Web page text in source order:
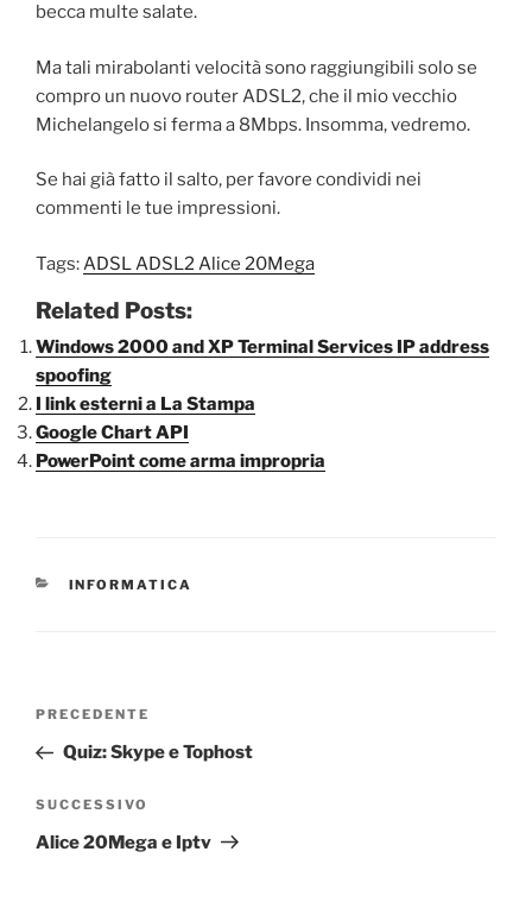
becca multe salate.
Ma tali mirabolanti velocità sono raggiungibili solo se
compro un nuovo router ADSL2, che il mio vecchio
Michelangelo si ferma a 8Mbps. Insomma, vedremo.
Se hai già fatto il salto, per favore condividi nei
commenti le tue impressioni.
Tags:ADSL ADSL2 Alice 20Mega
Related Posts:
Windows 2000 and XP Terminal Services IP address
spoofing
I link esterni a La Stampa
Google Chart API
PowerPoint come arma impropria
CATEGORIE
INFORMATICA
Navigazione
Articolo
precedente:
PRECEDENTE
Quiz: Skype e Tophost
Articolo
successivo
SUCCESSIVO
Alice 20Mega e Iptv